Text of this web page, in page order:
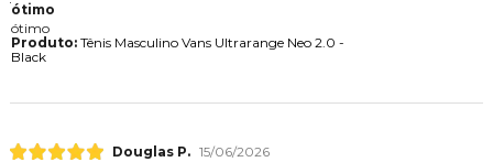
ótimo
ótimo
Produto:Tênis Masculino Vans Ultrarange Neo 2.0 -
Black
Douglas P. 15/06/2026